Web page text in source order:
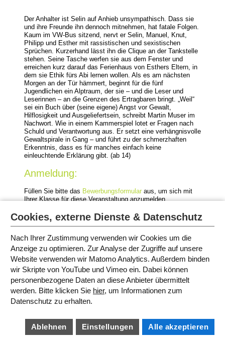
Der Anhalter ist Selin auf Anhieb unsympathisch. Dass sie
und ihre Freunde ihn dennoch mitnehmen, hat fatale Folgen.
Kaum im VW-Bus sitzend, nervt er Selin, Manuel, Knut,
Philipp und Esther mit rassistischen und sexistischen
Sprüchen. Kurzerhand lässt ihn die Clique an der Tankstelle
stehen. Seine Tasche werfen sie aus dem Fenster und
erreichen kurz darauf das Ferienhaus von Esthers Eltern, in
dem sie Ethik fürs Abi lernen wollen. Als es am nächsten
Morgen an der Tür hämmert, beginnt für die fünf
Jugendlichen ein Alptraum, der sie – und die Leser und
Leserinnen – an die Grenzen des Ertragbaren bringt. „Weil“
sei ein Buch über (seine eigene) Angst vor Gewalt,
Hilflosigkeit und Ausgeliefertsein, schreibt Martin Muser im
Nachwort. Wie in einem Kammerspiel lotet er Fragen nach
Schuld und Verantwortung aus. Er setzt eine verhängnisvolle
Gewaltspirale in Gang – und führt zu der schmerzhaften
Erkenntnis, dass es für manches einfach keine
einleuchtende Erklärung gibt. (ab 14)
Anmeldung:
Füllen Sie bitte das Bewerbungsformular aus, um sich mit
Ihrer Klasse für diese Veranstaltung anzumelden.
In deutscher Sprache.
PROGRAMM IN MÜNCHEN 2023
SITEMAP
IMPRESSUM
BARRIEREFREIHEIT
COOKIE EINSTELLUNGEN
Cookies, externe Dienste & Datenschutz
Nach Ihrer Zustimmung verwenden wir Cookies um die
Anzeige zu optimieren. Zur Analyse der Zugriffe auf unsere
Website verwenden wir Matomo Analytics. Außerdem binden
wir Skripte von YouTube und Vimeo ein. Dabei können
personenbezogene Daten an diese Anbieter übermittelt
werden. Bitte klicken Sie hier, um Informationen zum
Datenschutz zu erhalten.
Ablehnen Einstellungen Alle akzeptieren